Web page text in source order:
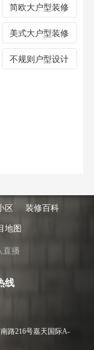
简欧大户型装修
美式大户型装修
不规则户型设计
区 装修百科
地图
直播
线
路216号嘉天国际A-